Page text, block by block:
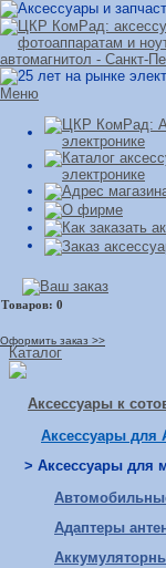
Меню
Оформить заказ >>
Каталог
Аксессуары к
Аксессуары для
> Аксессуары для
Адаптеры